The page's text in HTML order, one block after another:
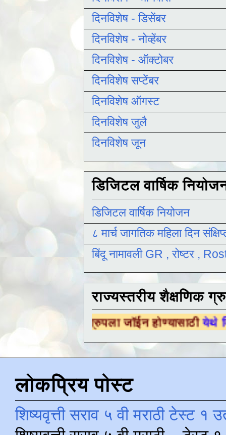
दिनविशेष - डिसेंबर
दिनविशेष - नोव्हेंबर
दिनविशेष - ऑक्टोबर
दिनविशेष सप्टेंबर
दिनविशेष ऑगस्ट
दिनविशेष जुलै
दिनविशेष जून
डिजिटल वार्षिक
डिजिटल वार्षिक नियोजन
८ मार्च जागतिक महिला दिन
बिंदू नामावली GR , रोष्टर ,
राज्यस्तरीय शैक्षणिक
ग्रुपला जॉईन होण्यासाठीयेथे क्लिक करा .
लोकप्रिय पोस्ट
शिष्यवृत्ती सराव ५ वी मराठी टेस्ट १